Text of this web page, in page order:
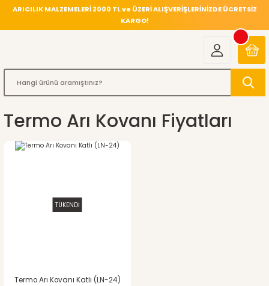
ARICILIK MALZEMELERİ 2000 TL ve ÜZERİ ALIŞVERİŞLERİNİZDE ÜCRETSİZ
KARGO!
Termo Arı Kovanı Fiyatları
TÜKENDİ
Termo Arı Kovanı Katlı (LN-24)